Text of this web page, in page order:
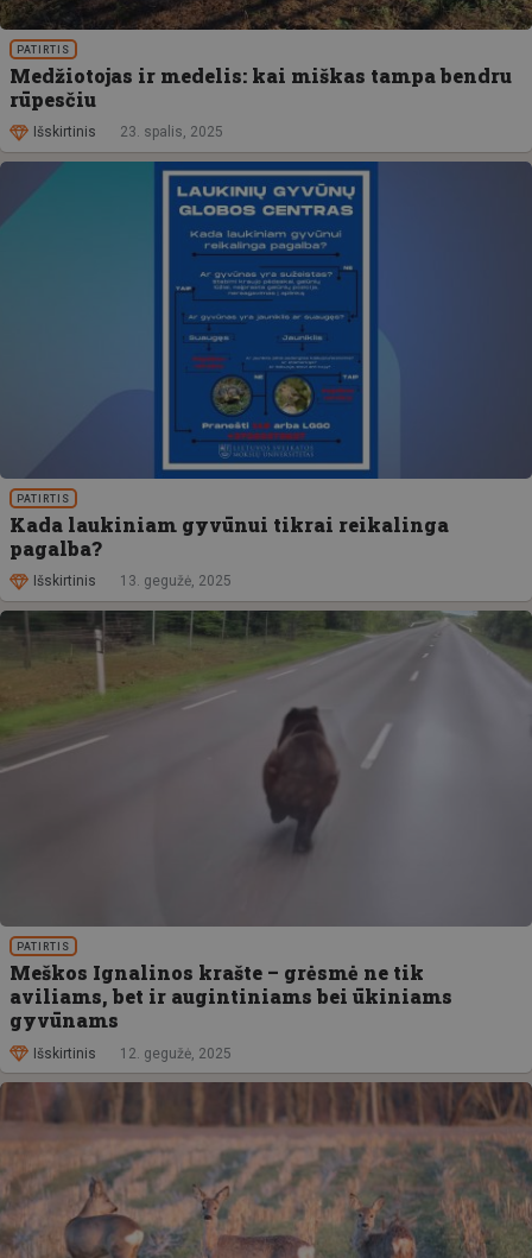
PATIRTIS
Medžiotojas ir medelis: kai miškas tampa bendru
rūpesčiu
Išskirtinis 23. spalis, 2025
PATIRTIS
Kada laukiniam gyvūnui tikrai reikalinga
pagalba?
Išskirtinis 13. gegužė, 2025
PATIRTIS
Meškos Ignalinos krašte – grėsmė ne tik
aviliams, bet ir augintiniams bei ūkiniams
gyvūnams
Išskirtinis 12. gegužė, 2025